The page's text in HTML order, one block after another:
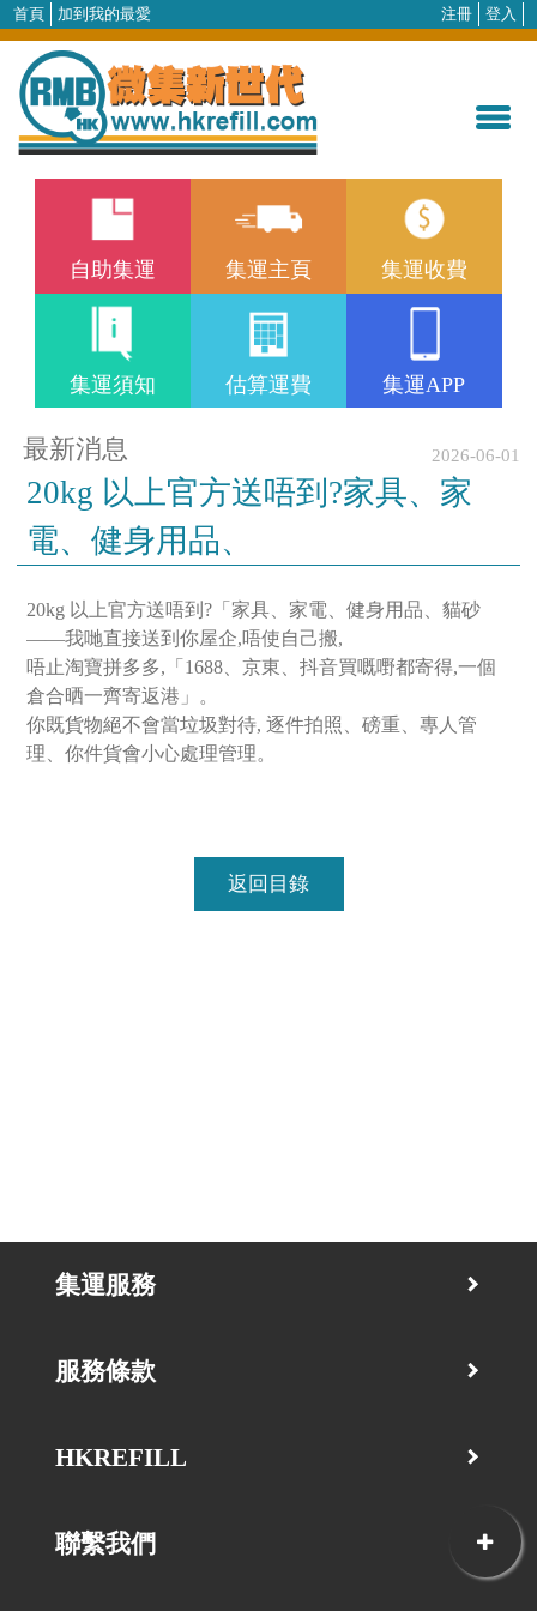
首頁 加到我的最愛 注冊 登入
自助集運 集運主頁 集運收費
集運須知 估算運費 集運APP
最新消息 2026-06-01
20kg 以上官方送唔到?家具、家
電、健身用品、
20kg 以上官方送唔到?「家具、家電、健身用品、貓砂
——我哋直接送到你屋企,唔使自己搬,
唔止淘寶拼多多,「1688、京東、抖音買嘅嘢都寄得,一個
倉合晒一齊寄返港」。
你既貨物絕不會當垃圾對待, 逐件拍照、磅重、專人管
返回目錄
集運服務
服務條款
HKREFILL
聯繫我們